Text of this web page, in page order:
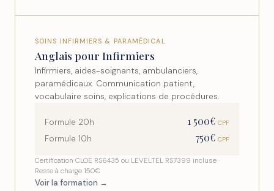
SOINS INFIRMIERS & PARAMÉDICAL
Anglais pour Infirmiers
Infirmiers, aides-soignants, ambulanciers,
paramédicaux. Communication patient,
vocabulaire soins, explications de procédures.
Formule 20h 1 500€ CPF
Formule 10h 750€ CPF
Certification CLOE RS6435 ou LEVELTEL RS7399 incluse ·
Reste à charge 150€
Voir la formation →